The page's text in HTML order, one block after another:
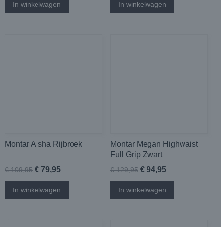
In winkelwagen In winkelwagen
Montar Aisha Rijbroek
€ 109,95 € 79,95
In winkelwagen
Montar Megan Highwaist
Full Grip Zwart
€ 129,95 € 94,95
In winkelwagen